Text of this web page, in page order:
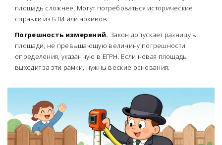
площадь сложнее. Могут потребоваться исторические
справки из БТИ или архивов.
Погрешность измерений. Закон допускает разницу в
площади, не превышающую величину погрешности
определения, указанную в ЕГРН. Если новая площадь
выходит за эти рамки, нужны веские основания.